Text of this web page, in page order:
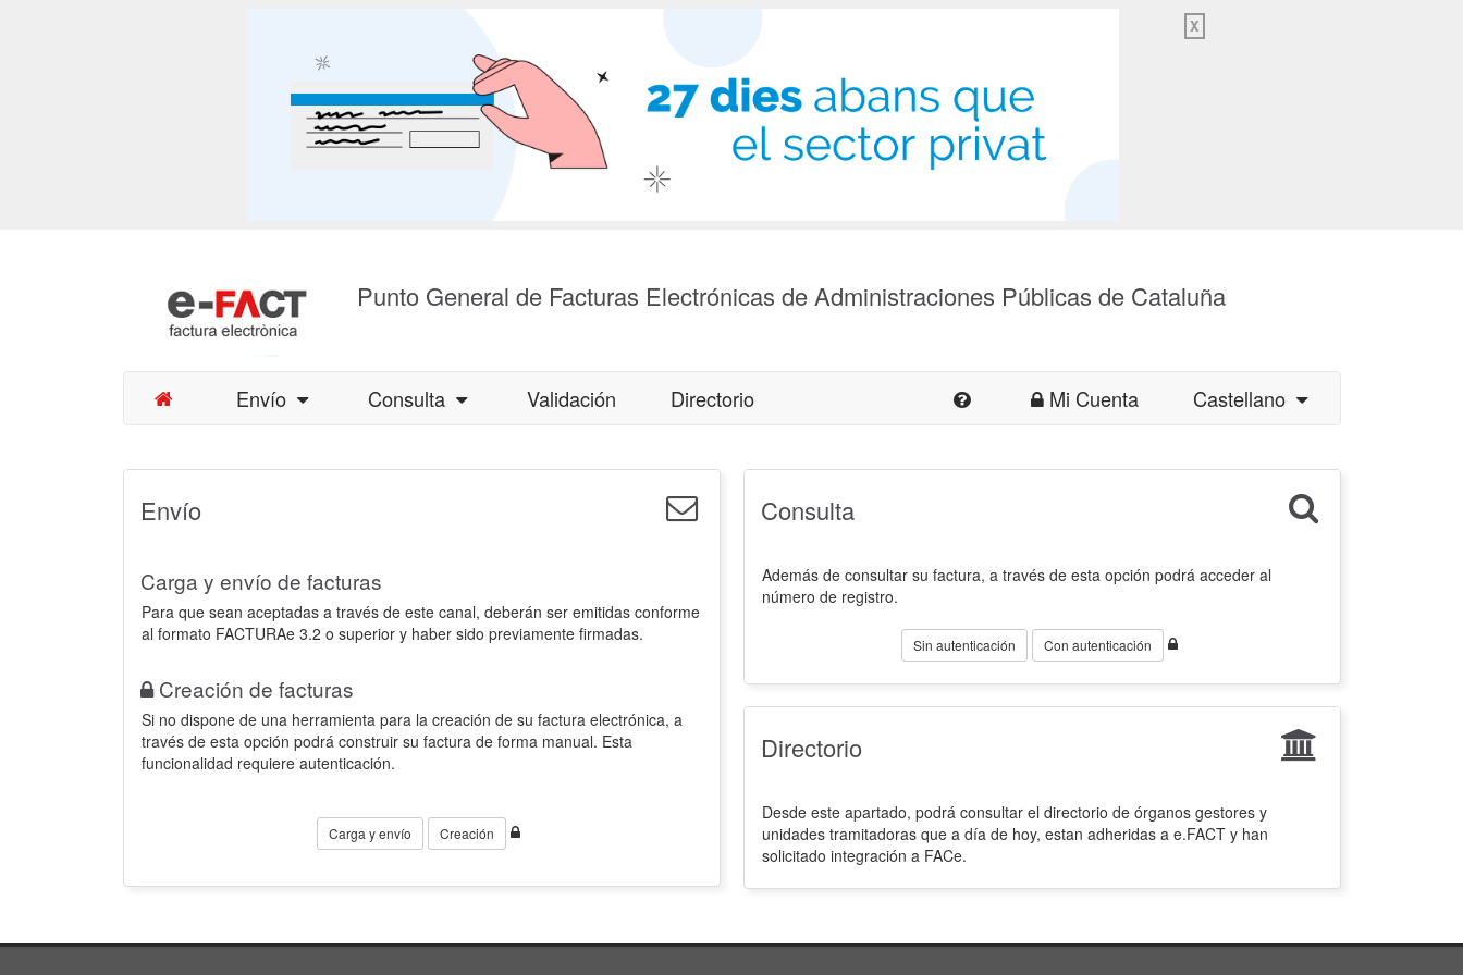
X
Punto General de Facturas Electrónicas de Administraciones Públicas de Cataluña
Envío Consulta Validación Directorio Mi Cuenta Castellano
Envío
Carga y envío de facturas
Para que sean aceptadas a través de este canal, deberán ser emitidas conforme
al formato FACTURAe 3.2 o superior y haber sido previamente firmadas.
Creación de facturas
Si no dispone de una herramienta para la creación de su factura electrónica, a
través de esta opción podrá construir su factura de forma manual. Esta
funcionalidad requiere autenticación.
Carga y envío Creación
Consulta
Además de consultar su factura, a través de esta opción podrá acceder al
número de registro.
Sin autenticación Con autenticación
Directorio
Desde este apartado, podrá consultar el directorio de órganos gestores y
unidades tramitadoras que a día de hoy, estan adheridas a e.FACT y han
solicitado integración a FACe.